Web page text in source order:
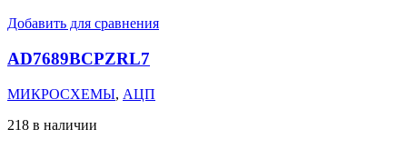
Добавить для сравнения
AD7689BCPZRL7
МИКРОСХЕМЫ, АЦП
218 в наличии